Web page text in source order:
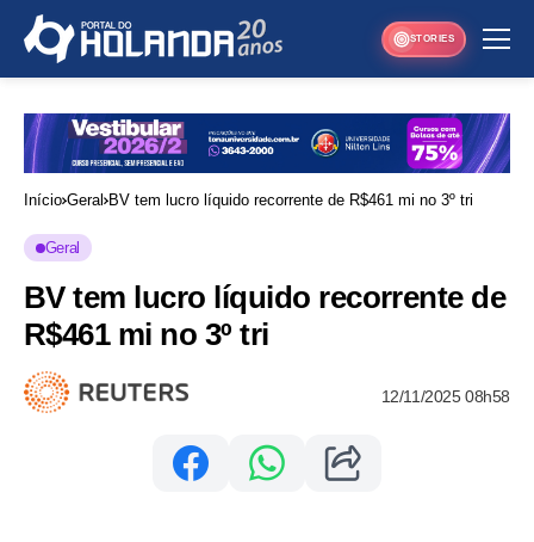
STORIES
Início Geral BV tem lucro líquido recorrente de R$461 mi no 3º tri
Geral
BV tem lucro líquido recorrente de
R$461 mi no 3º tri
12/11/2025 08h58